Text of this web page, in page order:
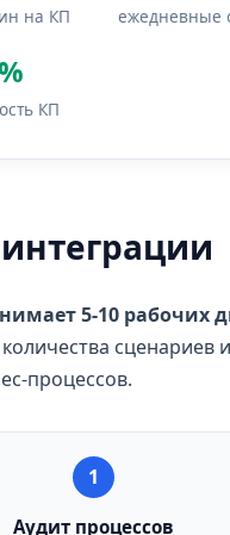
на КП ежедневные
КП
5-10 рабочих
сценариев и
процессов.
1
Аудит процессов